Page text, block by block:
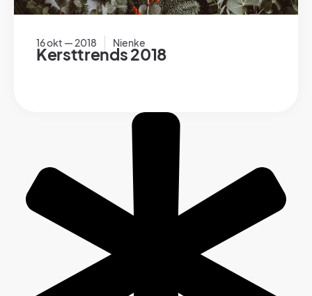
16 okt — 2018 Nienke
Kersttrends 2018